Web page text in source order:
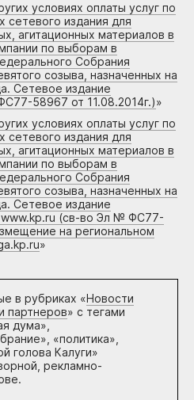
условиях оплаты услуг по
издания для
агитационных материалов в
по выборам в
Собрания
созыва, назначенных на
Сетевое издание
58967 от 11.08.2014г.)»
условиях оплаты услуг по
издания для
агитационных материалов в
по выборам в
Собрания
созыва, назначенных на
Сетевое издание
(св-во Эл № ФС77-
на региональном
»
в рубриках «Новости
партнеров» с тегами
дума»,
«политика»,
голова Калуги»
рекламно-